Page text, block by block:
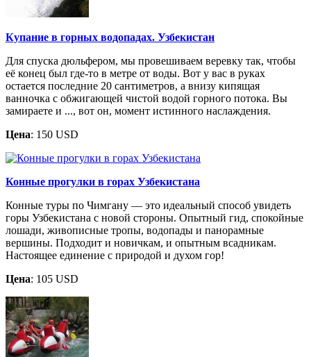
Купание в горных водопадах. Узбекистан
Для спуска дюльфером, мы провешиваем веревку так, чтобы
её конец был где-то в метре от воды. Вот у вас в руках
остается последние 20 сантиметров, а внизу кипящая
ванночка с обжигающей чистой водой горного потока. Вы
замираете и ..., вот он, момент истинного наслаждения.
Цена: 150 USD
Конные прогулки в горах Узбекистана
Конные туры по Чимгану — это идеальный способ увидеть
горы Узбекистана с новой стороны. Опытный гид, спокойные
лошади, живописные тропы, водопады и панорамные
вершины. Подходит и новичкам, и опытным всадникам.
Настоящее единение с природой и духом гор!
Цена: 105 USD